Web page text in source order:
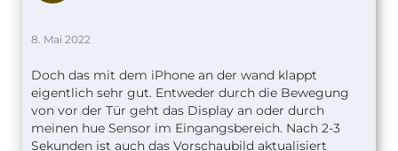
8. Mai 2022
Doch das mit dem iPhone an der wand klappt
eigentlich sehr gut. Entweder durch die Bewegung
von vor der Tür geht das Display an oder durch
meinen hue Sensor im Eingangsbereich. Nach 2-3
Sekunden ist auch das Vorschaubild aktualisiert